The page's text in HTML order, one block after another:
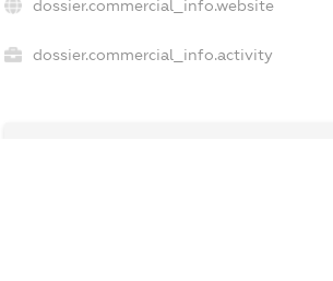
dossier.commercial_info.website
dossier.commercial_info.activity